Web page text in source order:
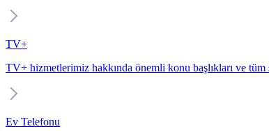
TV+
TV+ hizmetlerimiz hakkında önemli konu başlıkları ve tüm
Ev Telefonu